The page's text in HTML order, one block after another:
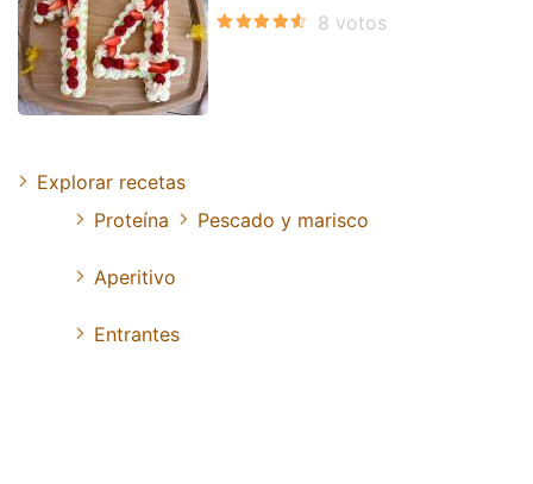
Explorar recetas
Proteína
Pescado y marisco
Aperitivo
Entrantes